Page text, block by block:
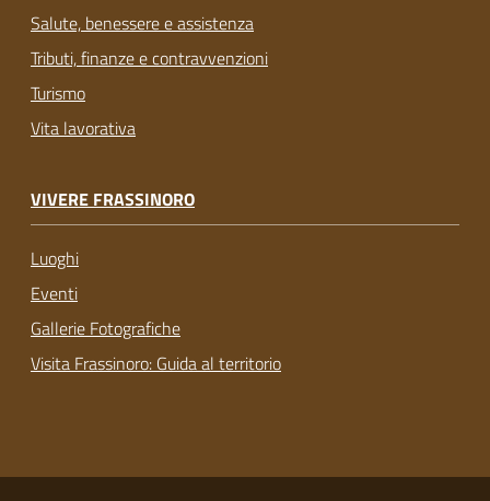
Salute, benessere e assistenza
Tributi, finanze e contravvenzioni
Turismo
Vita lavorativa
VIVERE FRASSINORO
Luoghi
Eventi
Gallerie Fotografiche
Visita Frassinoro: Guida al territorio